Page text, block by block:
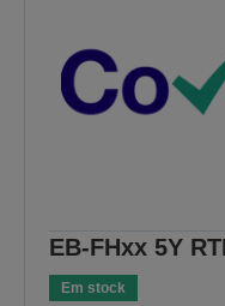
EB-FHxx 5Y
Em stock